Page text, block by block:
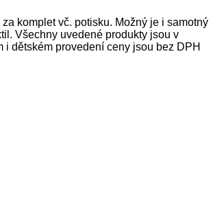
komplet vč. potisku. Možný je i samotný
Všechny uvedené produkty jsou v
i dětském provedení ceny jsou bez DPH